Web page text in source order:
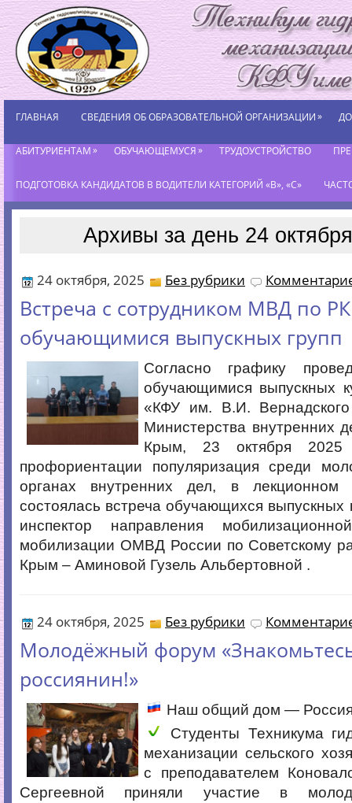
ГЛАВНАЯ СВЕДЕНИЯ ОБ ОБРАЗОВАТЕЛЬНОЙ ОРГАНИЗАЦИИ»
АБИТУРИЕНТАМ» ОБУЧАЮЩЕМУСЯ» ТРУДОУСТРОЙСТВО
ПОДГОТОВКА КАНДИДАТОВ В ВОДИТЕЛИ КАТЕГОРИЙ «В», «С»
Архивы за день 24
24 октября, 2025 Без рубрики
Встреча с сотрудником МВД по
обучающимися выпускных групп
Согласно графику
обучающимися выпускных
«КФУ им. В.И.
Министерства внутренних
Крым, 23 октября
профориентации популяризация среди
органах внутренних дел, в лекционном
состоялась встреча обучающихся выпускных
инспектор направления
мобилизации ОМВД России по Советскому
Крым – Аминовой Гузель Альбертовной .
24 октября, 2025 Без рубрики
Молодёжный форум
россиянин!»
Наш общий дом —
Студенты Техникума
механизации сельского
с преподавателем
Сергеевной приняли участие в